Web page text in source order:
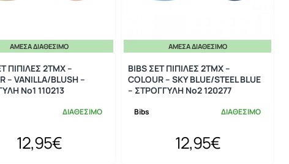
ΆΜΕΣΑ ΔΙΑΘΈΣΙΜΟ
ΔΙΑΘΕΣΙΜΟ
ΠΙΠΙΛΕΣ 2ΤΜΧ –
– VANILLA/BLUSH –
No1 110213
12,95€
ΆΜΕΣΑ ΔΙΑΘΈΣΙΜΟ
Bibs ΔΙΑΘΕΣΙΜΟ
BIBS ΣΕΤ ΠΙΠΙΛΕΣ 2ΤΜΧ –
COLOUR – SKY BLUE/STEEL BLUE
– ΣΤΡΟΓΓΥΛΗ No2 120277
12,95€